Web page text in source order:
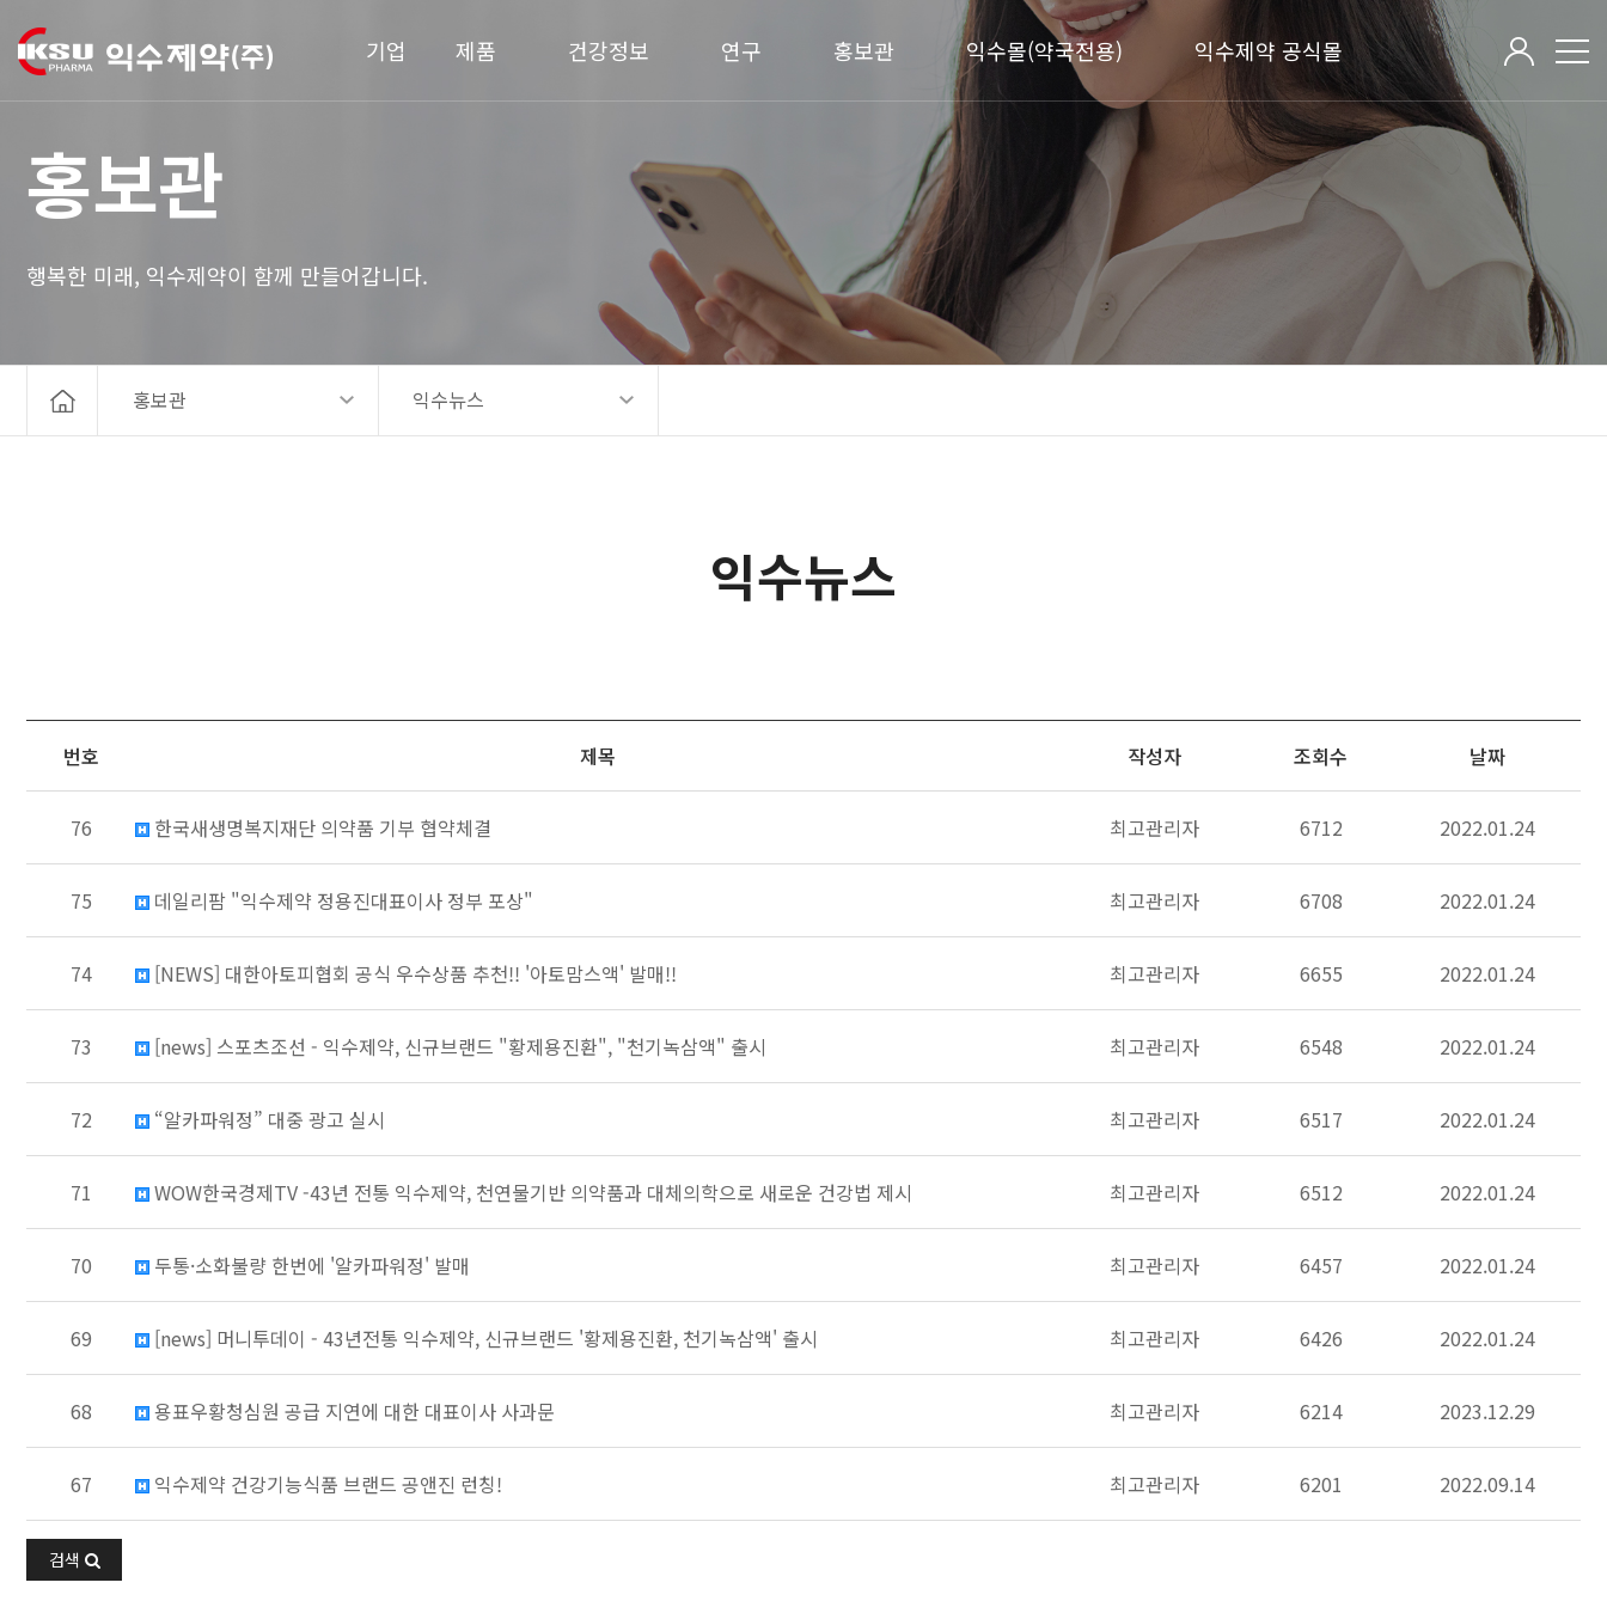
기업 제품 건강정보 연구 홍보관 익수몰(약국전용) 익수제약 공식몰
홍보관
행복한 미래, 익수제약이 함께 만들어갑니다.
홍보관 익수뉴스
익수뉴스
번호 제목 작성자 조회수 날짜
76 한국새생명복지재단 의약품 기부 협약체결 최고관리자 6712 2022.01.24
75 데일리팜 "익수제약 정용진대표이사 정부 포상" 최고관리자 6708 2022.01.24
74 [NEWS] 대한아토피협회 공식 우수상품 추천!! '아토맘스액' 발매!! 최고관리자 6655 2022.01.24
73 [news] 스포츠조선 - 익수제약, 신규브랜드 "황제용진환", "천기녹삼액" 출시 최고관리자 6548 2022.01.24
72 “알카파워정” 대중 광고 실시 최고관리자 6517 2022.01.24
71 WOW한국경제TV -43년 전통 익수제약, 천연물기반 의약품과 대체의학으로 새로운 건강법 제시 최고관리자 6512 2022.01.24
70 두통·소화불량 한번에 '알카파워정' 발매 최고관리자 6457 2022.01.24
69 [news] 머니투데이 - 43년전통 익수제약, 신규브랜드 '황제용진환, 천기녹삼액' 출시 최고관리자 6426 2022.01.24
68 용표우황청심원 공급 지연에 대한 대표이사 사과문 최고관리자 6214 2023.12.29
67 익수제약 건강기능식품 브랜드 공앤진 런칭! 최고관리자 6201 2022.09.14
검색